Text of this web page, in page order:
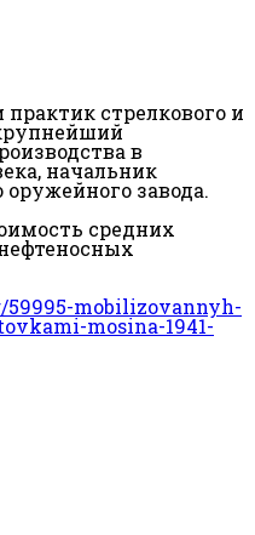
стрелкового и
в
начальник
завода.
средних
mobilizovannyh-
mosina-1941-